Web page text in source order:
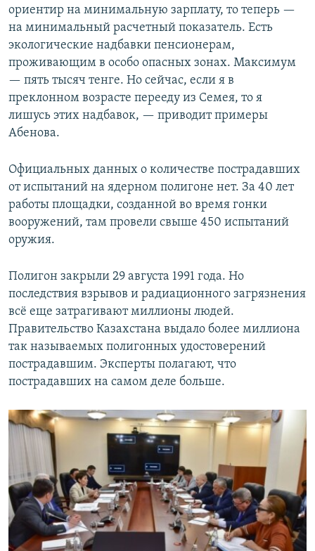
ориентир на минимальную зарплату, то теперь —
на минимальный расчетный показатель. Есть
экологические надбавки пенсионерам,
проживающим в особо опасных зонах. Максимум
— пять тысяч тенге. Но сейчас, если я в
преклонном возрасте перееду из Семея, то я
лишусь этих надбавок, — приводит примеры
Абенова.
Официальных данных о количестве пострадавших
от испытаний на ядерном полигоне нет. За 40 лет
работы площадки, созданной во время гонки
вооружений, там провели свыше 450 испытаний
оружия.
Полигон закрыли 29 августа 1991 года. Но
последствия взрывов и радиационного загрязнения
всё еще затрагивают миллионы людей.
Правительство Казахстана выдало более миллиона
так называемых полигонных удостоверений
пострадавшим. Эксперты полагают, что
пострадавших на самом деле больше.